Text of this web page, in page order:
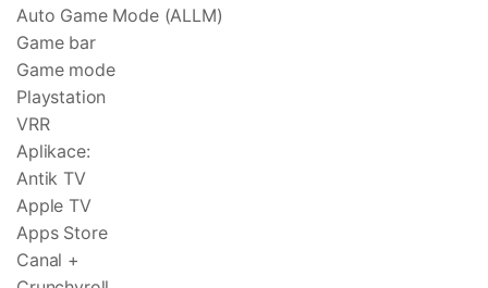
Auto Game Mode (ALLM)
Game bar
Game mode
Playstation
VRR
Aplikace:
Antik TV
Apple TV
Apps Store
Canal +